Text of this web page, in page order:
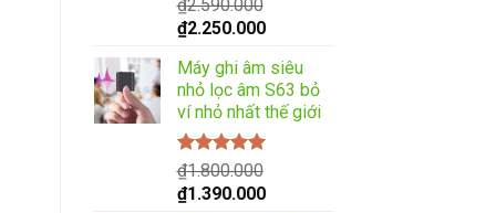
hạng5.005
sao
₫2.590.000
Giá
là:
₫2.590.000.
₫2.250.000Giá
tại
là:
₫2.250.000.
Máy ghi âm siêu
nhỏ lọc âm S63 bỏ
ví nhỏ nhất thế giới
Được xếp
hạng5.005
sao
₫1.800.000
Giá
₫1.390.000Giá